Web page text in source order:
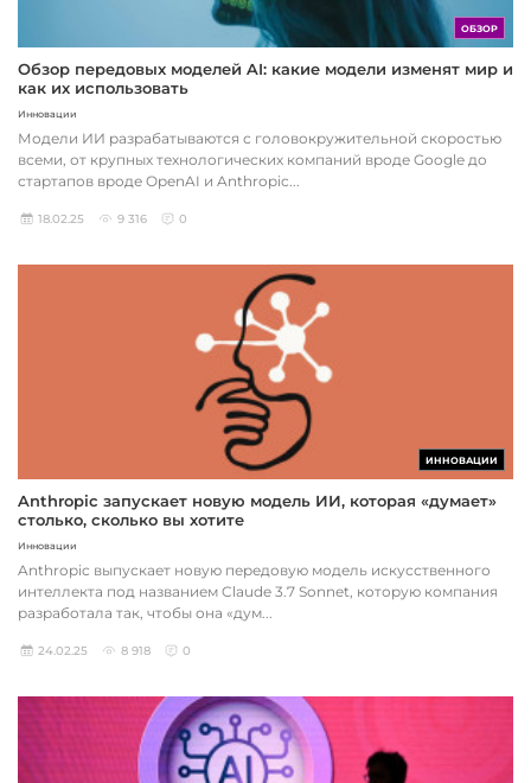
ОБЗОР
Обзор передовых моделей AI: какие модели изменят мир и
как их использовать
Инновации
Модели ИИ разрабатываются с головокружительной скоростью
всеми, от крупных технологических компаний вроде Google до
стартапов вроде OpenAI и Anthropic...
18.02.25 9 316 0
ИННОВАЦИИ
Anthropic запускает новую модель ИИ, которая «думает»
столько, сколько вы хотите
Инновации
Anthropic выпускает новую передовую модель искусственного
интеллекта под названием Claude 3.7 Sonnet, которую компания
разработала так, чтобы она «дум...
24.02.25 8 918 0